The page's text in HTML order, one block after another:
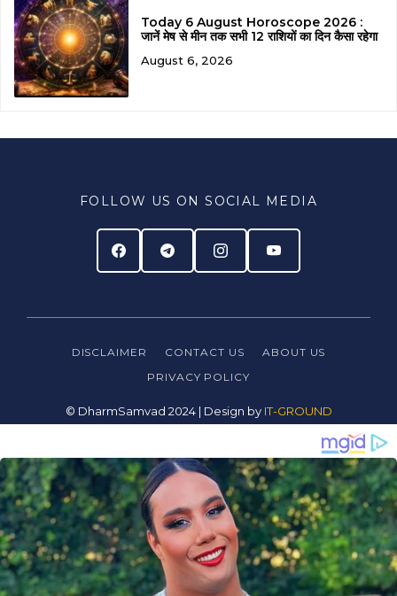
Today 6 August Horoscope 2026 :
जानें मेष से मीन तक सभी 12 राशियों का दिन कैसा रहेगा
August 6, 2026
FOLLOW US ON SOCIAL MEDIA
DISCLAIMER CONTACT US
ABOUT US
PRIVACY POLICY
© DharmSamvad 2024 | Design byIT-GROUND